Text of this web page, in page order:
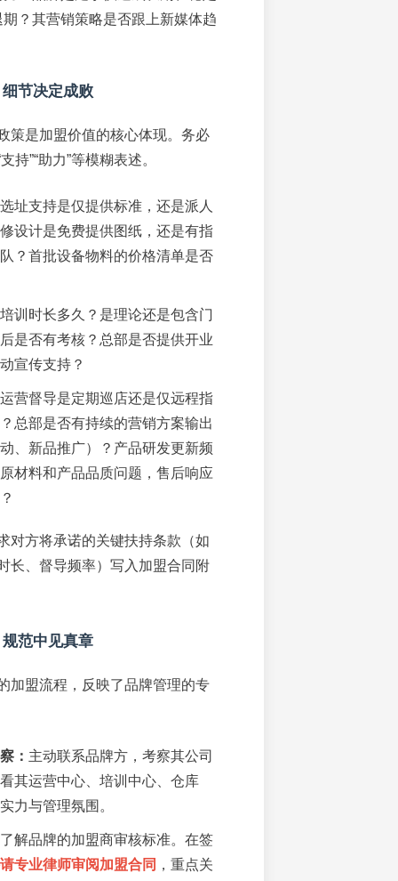
？其营销策略是否跟上新媒体趋
节决定成败
策是加盟价值的核心体现。务必
持”“助力”等模糊表述。
选址支持是仅提供标准，还是派人
设计是免费提供图纸，还是有指
？首批设备物料的价格清单是否
培训时长多久？是理论还是包含门
是否有考核？总部是否提供开业
宣传支持？
运营督导是定期巡店还是仅远程指
总部是否有持续的营销方案输出
、新品推广）？产品研发更新频
材料和产品品质问题，售后响应
对方将承诺的关键扶持条款（如
长、督导频率）写入加盟合同附
范中见真章
加盟流程，反映了品牌管理的专
： 主动联系品牌方，考察其公司
其运营中心、培训中心、仓库
力与管理氛围。
了解品牌的加盟商审核标准。在签
专业律师审阅加盟合同 ，重点关